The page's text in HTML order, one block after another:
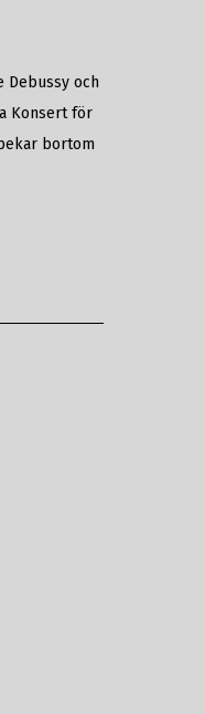
Debussy och
Konsert för
bortom